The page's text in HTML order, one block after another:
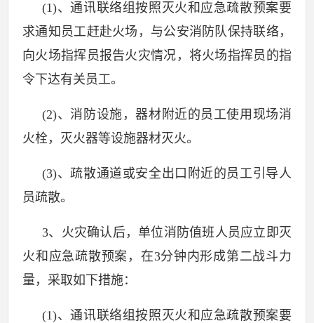
(1)、通讯联络组按照灭火和应急疏散预案要
求通知员工赶赴火场，与公安消防队保持联络，
向火场指挥员报告火灾情况，将火场指挥员的指
令下达有关员工。
(2)、消防设施，器材附近的员工使用现场消
火栓，灭火器等设施器材灭火。
(3)、疏散通道或安全出口附近的员工引导人
员疏散。
3、火灾确认后，单位消防值班人员应立即灭
火和应急疏散预案，在3分钟内形成第二战斗力
量，采取如下措施：
(1)、通讯联络组按照灭火和应急疏散预案要